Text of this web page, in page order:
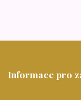
Informace pro